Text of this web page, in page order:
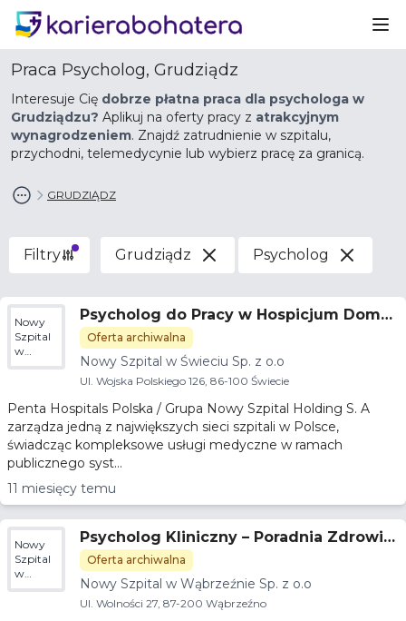
Praca Psycholog, Grudziądz
Interesuje Cię dobrze płatna praca dla psychologa w
Grudziądzu? Aplikuj na oferty pracy z atrakcyjnym
wynagrodzeniem. Znajdź zatrudnienie w szpitalu,
przychodni, telemedycynie lub wybierz pracę za granicą.
GRUDZIĄDZ
Filtry Grudziądz Psycholog
Nowy
Szpital
w
Świeciu
Psycholog do Pracy w Hospicjum Domo
wym
Oferta archiwalna
Nowy Szpital w Świeciu Sp. z o.o
Ul. Wojska Polskiego 126, 86-100 Świecie
Penta Hospitals Polska / Grupa Nowy Szpital Holding S. A
zarządza jedną z największych sieci szpitali w Polsce,
świadcząc kompleksowe usługi medyczne w ramach
publicznego syst...
11 miesięcy temu
Nowy
Szpital
w
Wąbrzeźnie
Psycholog Kliniczny – Poradnia Zdrowia
Psychicznego
Oferta archiwalna
Nowy Szpital w Wąbrzeźnie Sp. z o.o
Ul. Wolności 27, 87-200 Wąbrzeźno